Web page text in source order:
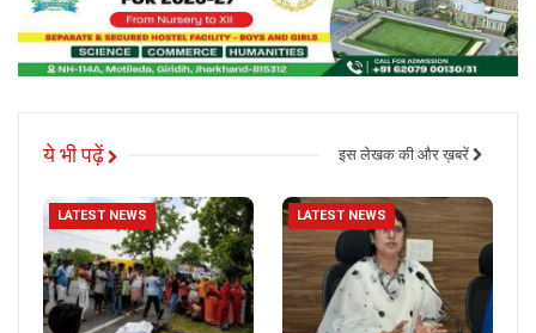
ये भी पढ़ें इस लेखक की और ख़बरें
LATEST NEWS LATEST NEWS